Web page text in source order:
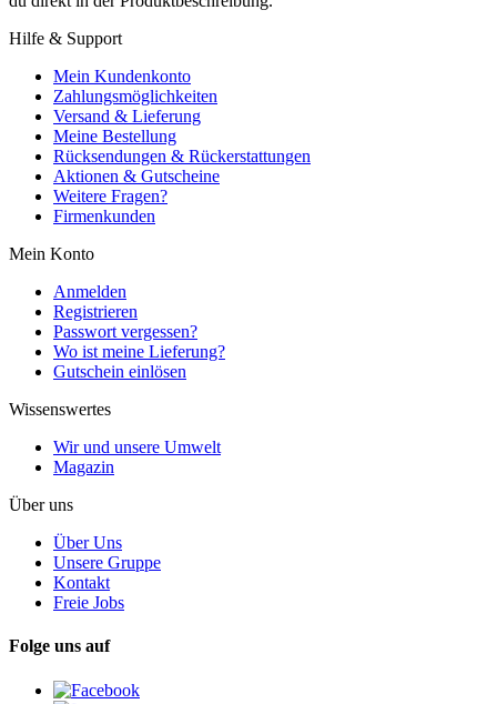
Hilfe & Support
Mein Kundenkonto
Zahlungsmöglichkeiten
Versand & Lieferung
Meine Bestellung
Rücksendungen & Rückerstattungen
Aktionen & Gutscheine
Weitere Fragen?
Firmenkunden
Mein Konto
Anmelden
Registrieren
Passwort vergessen?
Wo ist meine Lieferung?
Gutschein einlösen
Wissenswertes
Wir und unsere Umwelt
Magazin
Über uns
Über Uns
Unsere Gruppe
Kontakt
Freie Jobs
Folge uns auf